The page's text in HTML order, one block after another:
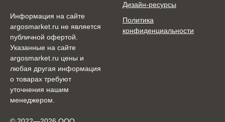
Информация на сайте
argosmarket.ru не является
публичной офертой.
Указанные на сайте
argosmarket.ru цены и
любая другая информация
о товарах требуют
уточнения нашим
менеджером.
Дизайн-ресурсы
Политика
конфиденциальности